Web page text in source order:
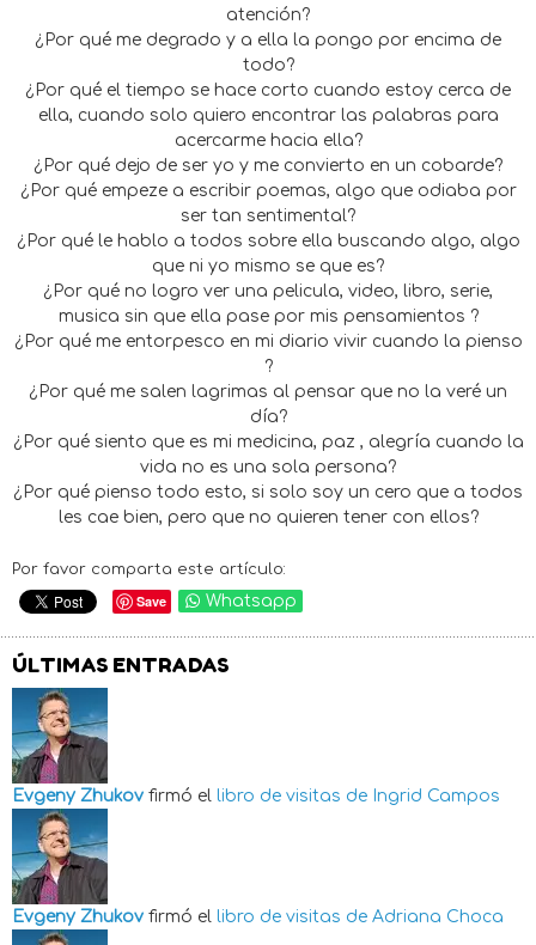
atención?
¿Por qué me degrado y a ella la pongo por encima de
todo?
¿Por qué el tiempo se hace corto cuando estoy cerca de
ella, cuando solo quiero encontrar las palabras para
acercarme hacia ella?
¿Por qué dejo de ser yo y me convierto en un cobarde?
¿Por qué empeze a escribir poemas, algo que odiaba por
ser tan sentimental?
¿Por qué le hablo a todos sobre ella buscando algo, algo
que ni yo mismo se que es?
¿Por qué no logro ver una pelicula, video, libro, serie,
musica sin que ella pase por mis pensamientos ?
¿Por qué me entorpesco en mi diario vivir cuando la pienso
?
¿Por qué me salen lagrimas al pensar que no la veré un
día?
¿Por qué siento que es mi medicina, paz , alegría cuando la
vida no es una sola persona?
¿Por qué pienso todo esto, si solo soy un cero que a todos
les cae bien, pero que no quieren tener con ellos?
Por favor comparta este artículo:
Save Whatsapp
ÚLTIMAS ENTRADAS
Evgeny Zhukov firmó el libro de visitas de Ingrid Campos
Evgeny Zhukov firmó el libro de visitas de Adriana Choca